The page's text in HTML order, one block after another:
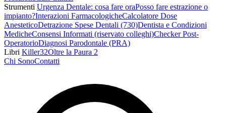
Strumenti Urgenza Dentale: cosa fare oraPosso fare estrazione o
impianto?Interazioni FarmacologicheCalcolatore Dose
AnesteticoDetrazione Spese Dentali (730)Dentista e Condizioni
MedicheConsensi Informati (riservato colleghi)Checker Post-
OperatorioDiagnosi Parodontale (PRA)
Libri Killer32Oltre la Paura 2
Chi SonoContatti